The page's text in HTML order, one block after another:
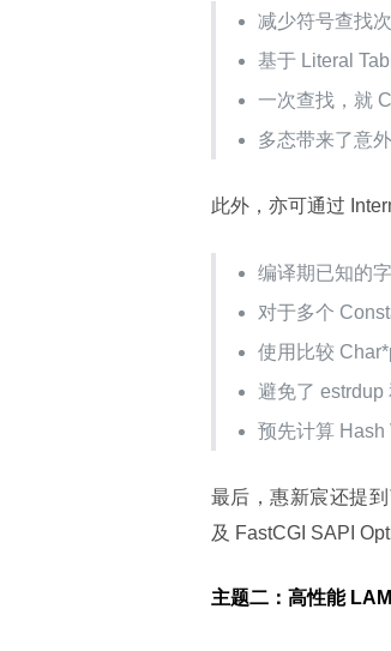
减少符号查找
基于 Literal
一次查找，就
多态带来了意外
此外，亦可通过
编译期已知的
对于多个
使用比较
避免了 estrdup
预先计算 Hash
最后，惠新宸还提
及 FastCGI SAPI
主题二：高性能